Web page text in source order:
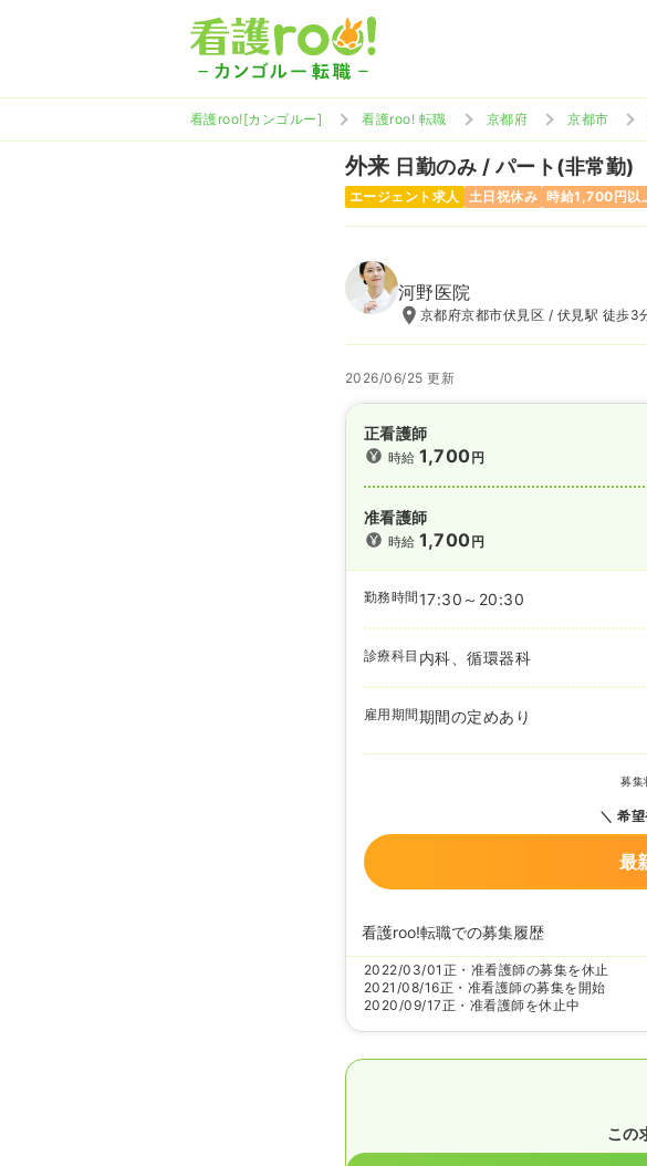
看護roo![カンゴルー] 看護roo! 転職 京都府 京都市
外来 日勤のみ / パート(非常勤)
エージェント求人 土日祝休み 時給1,700円以
河野医院
京都府京都市伏見区 / 伏見駅 徒歩3
2026/06/25 更新
正看護師
時給1,700円
准看護師
時給1,700円
勤務時間 17:30～20:30
診療科目 内科、循環器科
雇用期間期間の定めあり
募集
希
最
看護roo!転職での募集履歴
2022/03/01 正・准看護師の募集を休止
2021/08/16正・准看護師の募集を開始
2020/09/17正・准看護師を休止中
この